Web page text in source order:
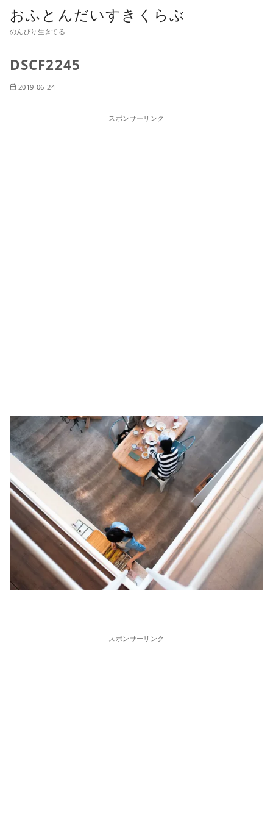
おふとんだいすきくらぶ
のんびり生きてる
DSCF2245
2019-06-24
スポンサーリンク
スポンサーリンク